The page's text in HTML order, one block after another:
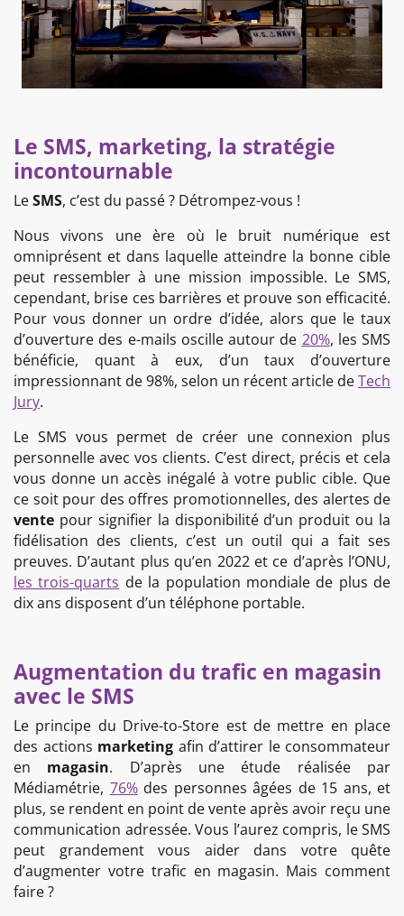
Le SMS, marketing, la stratégie
incontournable
LeSMS, c’est du passé ? Détrompez-vous !
Nous vivons une ère où le bruit numérique est
omniprésent et dans laquelle atteindre la bonne cible
peut ressembler à une mission impossible. Le SMS,
cependant, brise ces barrières et prouve son efficacité.
Pour vous donner un ordre d’idée, alors que le taux
d’ouverture des e-mails oscille autour de 20%, les SMS
bénéficie, quant à eux, d’un taux d’ouverture
impressionnant de 98%, selon un récent article deTech
Jury.
Le SMS vous permet de créer une connexion plus
personnelle avec vos clients. C’est direct, précis et cela
vous donne un accès inégalé à votre public cible. Que
ce soit pour des offres promotionnelles, des alertes de
vente pour signifier la disponibilité d’un produit ou la
fidélisation des clients, c’est un outil qui a fait ses
preuves. D’autant plus qu’en 2022 et ce d’après l’ONU,
les trois-quarts de la population mondiale de plus de
dix ans disposent d’un téléphone portable.
Augmentation du trafic en magasin
avec le SMS
Le principe du Drive-to-Store est de mettre en place
des actions marketing afin d’attirer le consommateur
en magasin. D’après une étude réalisée par
Médiamétrie, 76%des personnes âgées de 15 ans, et
plus, se rendent en point de vente après avoir reçu une
communication adressée. Vous l’aurez compris, le SMS
peut grandement vous aider dans votre quête
d’augmenter votre trafic en magasin. Mais comment
faire ?